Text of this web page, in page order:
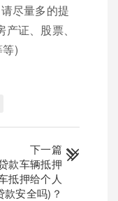
尽量多的提
证、股票、
)
下一篇
款车辆抵押
抵押给个人
款安全吗)？